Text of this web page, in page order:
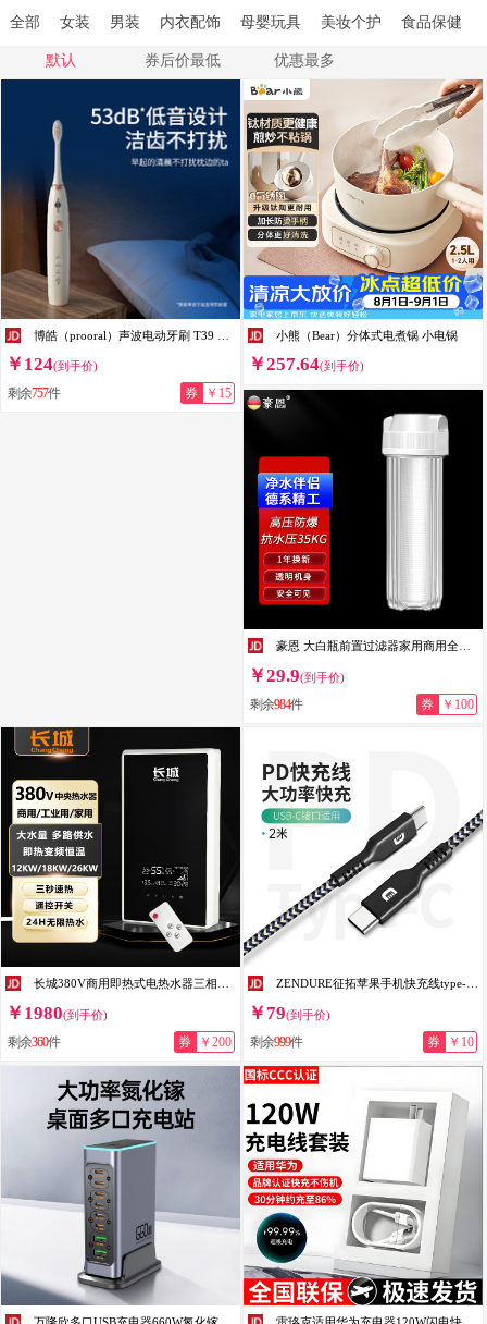
全部 女装 男装 内衣配饰 母婴玩具 美妆个护 食品保健
默认 券后价最低 优惠最多
￥124(到手价)
剩余757件 券 ￥15
小熊（Bear）分体式电煮锅 小电锅
￥257.64(到手价)
￥29.9(到手价)
剩余984件 券 ￥100
￥1980(到手价)
剩余360件 券 ￥200
￥79(到手价)
剩余999件 券 ￥10